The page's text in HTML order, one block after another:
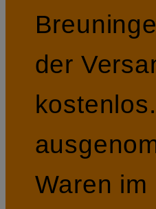
der
Waren im